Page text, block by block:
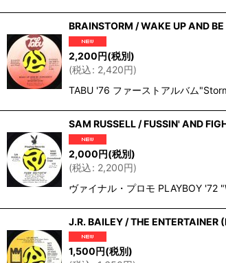
BRAINSTORM / WAKE UP AND
2,200円(税別)
(税込: 2,420円)
TABU '76 ファーストアルバム
SAM RUSSELL / FUSSIN' AND
2,000円(税別)
(税込: 2,200円)
ヴァイナル・プロモ PLAYBOY
J.R. BAILEY / THE
1,500円(税別)